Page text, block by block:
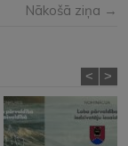
Nākošā ziņa →
< >